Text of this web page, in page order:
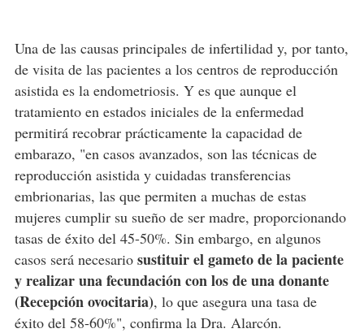
Una de las causas principales de infertilidad y, por tanto,
de visita de las pacientes a los centros de reproducción
asistida es la endometriosis. Y es que aunque el
tratamiento en estados iniciales de la enfermedad
permitirá recobrar prácticamente la capacidad de
embarazo, "en casos avanzados, son las técnicas de
reproducción asistida y cuidadas transferencias
embrionarias, las que permiten a muchas de estas
mujeres cumplir su sueño de ser madre, proporcionando
tasas de éxito del 45-50%. Sin embargo, en algunos
casos será necesario sustituir el gameto de la paciente
y realizar una fecundación con los de una donante
(Recepción ovocitaria), lo que asegura una tasa de
éxito del 58-60%", confirma la Dra. Alarcón.